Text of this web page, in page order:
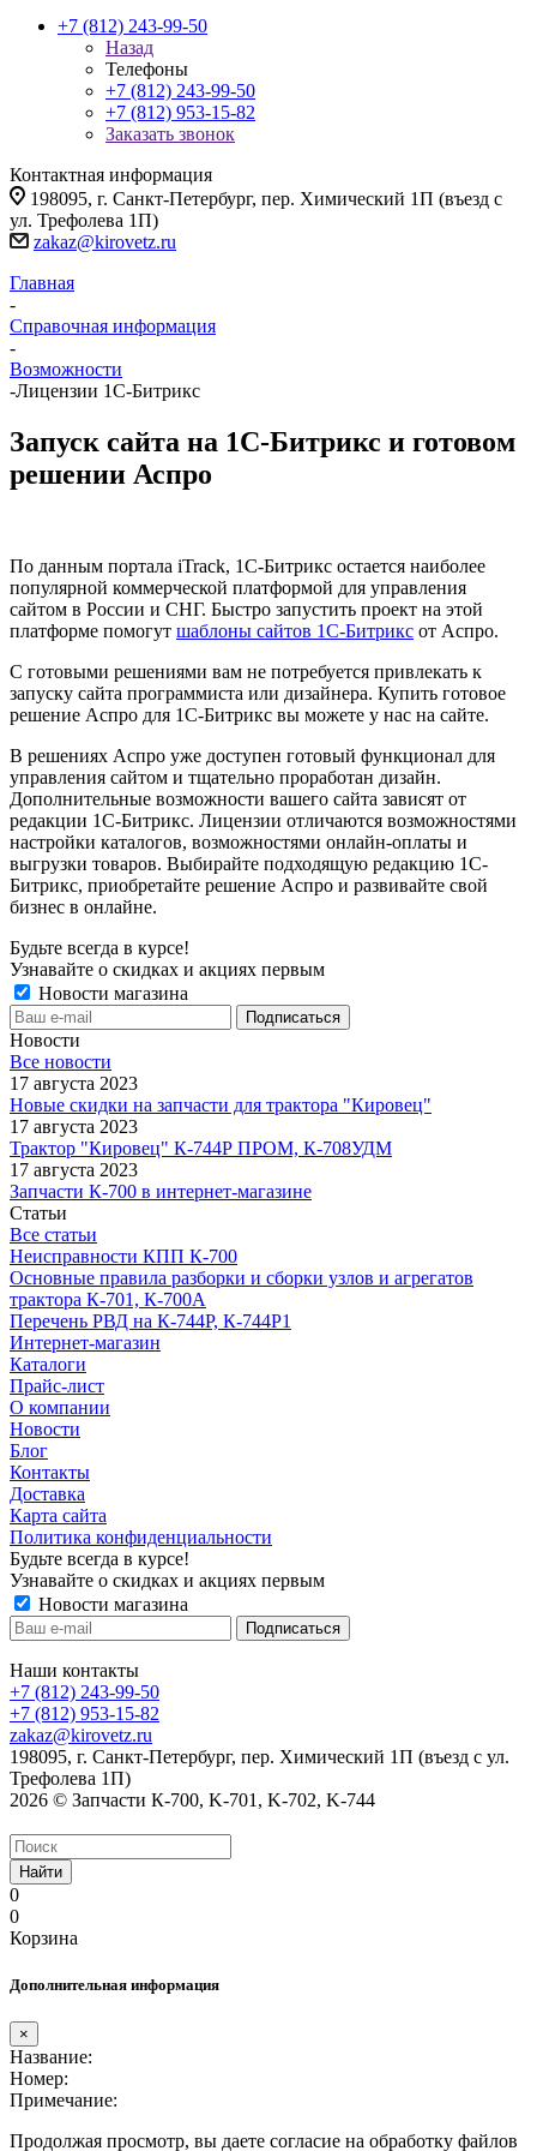
+7 (812) 243-99-50
Назад
Телефоны
+7 (812) 243-99-50
+7 (812) 953-15-82
Заказать звонок
Контактная информация
198095, г. Санкт-Петербург, пер. Химический 1П (въезд с
ул. Трефолева 1П)
zakaz@kirovetz.ru
Главная
-
Справочная информация
-
Возможности
-Лицензии 1С-Битрикс
Запуск сайта на 1С-Битрикс и готовом
решении Аспро
По данным портала iTrack, 1C-Битрикс остается наиболее
популярной коммерческой платформой для управления
сайтом в России и СНГ. Быстро запустить проект на этой
платформе помогут шаблоны сайтов 1С-Битрикс от Аспро.
С готовыми решениями вам не потребуется привлекать к
запуску сайта программиста или дизайнера. Купить готовое
решение Аспро для 1С-Битрикс вы можете у нас на сайте.
В решениях Аспро уже доступен готовый функционал для
управления сайтом и тщательно проработан дизайн.
Дополнительные возможности вашего сайта зависят от
редакции 1С-Битрикс. Лицензии отличаются возможностями
настройки каталогов, возможностями онлайн-оплаты и
выгрузки товаров. Выбирайте подходящую редакцию 1С-
Битрикс, приобретайте решение Аспро и развивайте свой
бизнес в онлайне.
Будьте всегда в курсе!
Узнавайте о скидках и акциях первым
Новости магазина
Новости
Все новости
17 августа 2023
Новые скидки на запчасти для трактора "Кировец"
17 августа 2023
Трактор "Кировец" К-744Р ПРОМ, К-708УДМ
17 августа 2023
Запчасти К-700 в интернет-магазине
Статьи
Все статьи
Неисправности КПП К-700
Основные правила разборки и сборки узлов и агрегатов
трактора К-701, К-700А
Перечень РВД на К-744Р, К-744Р1
Интернет-магазин
Каталоги
Прайс-лист
О компании
Новости
Блог
Контакты
Доставка
Карта сайта
Политика конфиденциальности
Будьте всегда в курсе!
Узнавайте о скидках и акциях первым
Новости магазина
Наши контакты
+7 (812) 243-99-50
+7 (812) 953-15-82
zakaz@kirovetz.ru
198095, г. Санкт-Петербург, пер. Химический 1П (въезд с ул.
Трефолева 1П)
2026 © Запчасти К-700, K-701, K-702, K-744
Найти
0
0
Корзина
Дополнительная информация
×
Название:
Номер:
Примечание:
Продолжая просмотр, вы даете согласие на обработку файлов